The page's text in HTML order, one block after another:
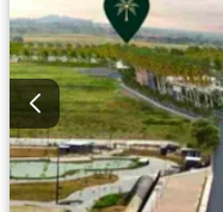
Parcialmente amoblado